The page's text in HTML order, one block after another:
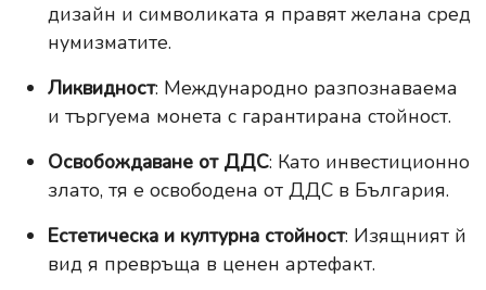
дизайн и символиката я правят желана сред
нумизматите.
Ликвидност: Международно разпознаваема
и търгуема монета с гарантирана стойност.
Освобождаване от ДДС: Като инвестиционно
злато, тя е освободена от ДДС в България.
Естетическа и културна стойност: Изящният й
вид я превръща в ценен артефакт.